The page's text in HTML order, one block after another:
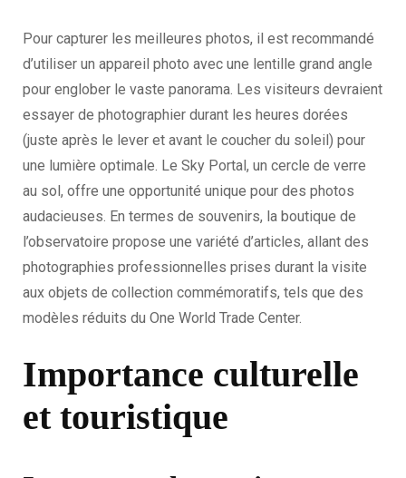
Pour capturer les meilleures photos, il est recommandé
d’utiliser un appareil photo avec une lentille grand angle
pour englober le vaste panorama. Les visiteurs devraient
essayer de photographier durant les heures dorées
(juste après le lever et avant le coucher du soleil) pour
une lumière optimale. Le Sky Portal, un cercle de verre
au sol, offre une opportunité unique pour des photos
audacieuses. En termes de souvenirs, la boutique de
l’observatoire propose une variété d’articles, allant des
photographies professionnelles prises durant la visite
aux objets de collection commémoratifs, tels que des
modèles réduits du One World Trade Center.
Importance culturelle
et touristique